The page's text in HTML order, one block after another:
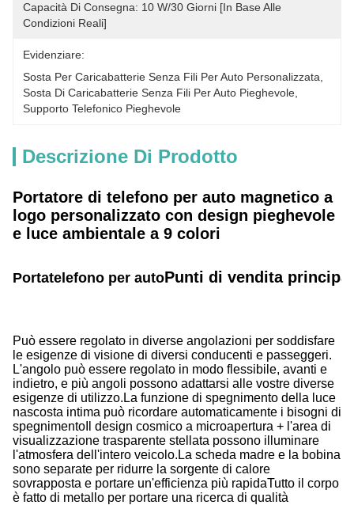
Capacità Di Consegna: 10 W/30 Giorni [in Base Alle
Condizioni Reali]
Evidenziare:
Sosta Per Caricabatterie Senza Fili Per Auto Personalizzata
Sosta Di Caricabatterie Senza Fili Per Auto Pieghevole
Supporto Telefonico Pieghevole
Descrizione Di Prodotto
Portatore di telefono per auto magnetico a
logo personalizzato con design pieghevole
e luce ambientale a 9 colori
Portatelefono per autoPunti di vendita
Può essere regolato in diverse angolazioni per soddisfare
le esigenze di visione di diversi conducenti e passeggeri.
L'angolo può essere regolato in modo flessibile, avanti e
indietro, e più angoli possono adattarsi alle vostre diverse
esigenze di utilizzo.La funzione di spegnimento della luce
nascosta intima può ricordare automaticamente i bisogni di
spegnimentoIl design cosmico a microapertura + l'area di
visualizzazione trasparente stellata possono illuminare
l'atmosfera dell'intero veicolo.La scheda madre e la bobina
sono separate per ridurre la sorgente di calore
sovrapposta e portare un'efficienza più rapidaTutto il corpo
è fatto di metallo per portare una ricerca di qualità